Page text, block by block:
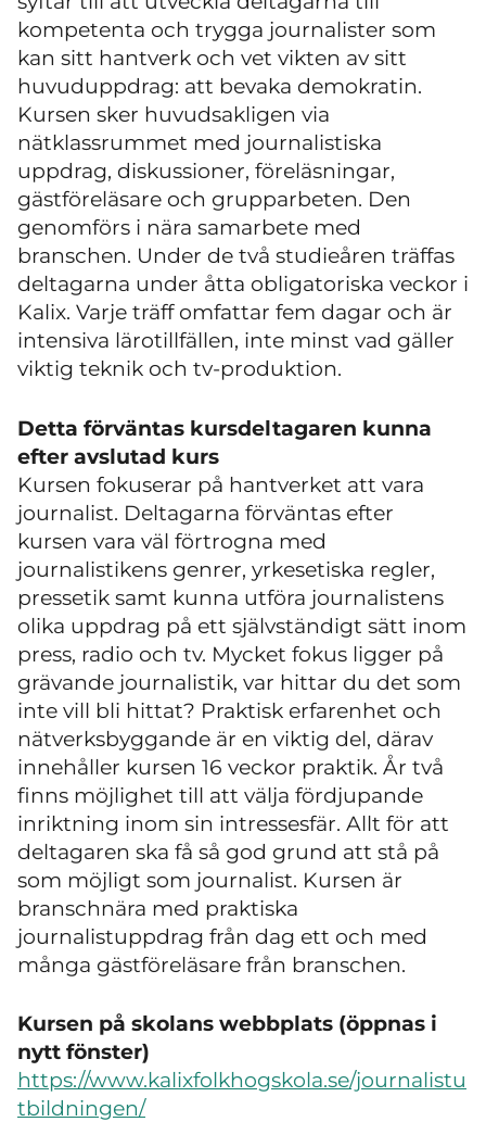
kompetenta och trygga journalister som
kan sitt hantverk och vet vikten av sitt
huvuduppdrag: att bevaka demokratin.
Kursen sker huvudsakligen via
nätklassrummet med journalistiska
uppdrag, diskussioner, föreläsningar,
gästföreläsare och grupparbeten. Den
genomförs i nära samarbete med
branschen. Under de två studieåren träffas
deltagarna under åtta obligatoriska veckor i
Kalix. Varje träff omfattar fem dagar och är
intensiva lärotillfällen, inte minst vad gäller
viktig teknik och tv-produktion.
Detta förväntas kursdeltagaren kunna
efter avslutad kurs
Kursen fokuserar på hantverket att vara
journalist. Deltagarna förväntas efter
kursen vara väl förtrogna med
journalistikens genrer, yrkesetiska regler,
pressetik samt kunna utföra journalistens
olika uppdrag på ett självständigt sätt inom
press, radio och tv. Mycket fokus ligger på
grävande journalistik, var hittar du det som
inte vill bli hittat? Praktisk erfarenhet och
nätverksbyggande är en viktig del, därav
innehåller kursen 16 veckor praktik. År två
finns möjlighet till att välja fördjupande
inriktning inom sin intressesfär. Allt för att
deltagaren ska få så god grund att stå på
som möjligt som journalist. Kursen är
branschnära med praktiska
journalistuppdrag från dag ett och med
många gästföreläsare från branschen.
Kursen på skolans webbplats (öppnas i
nytt fönster)
https://www.kalixfolkhogskola.se/journalistu
tbildningen/